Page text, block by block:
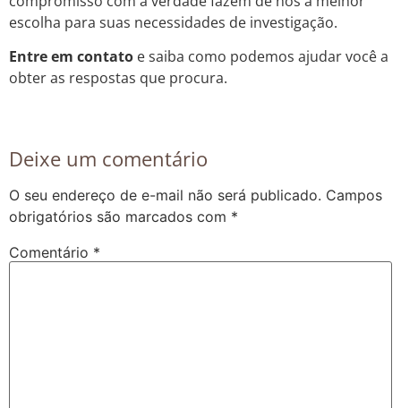
escolha para suas necessidades de investigação.
Entre em contato e saiba como podemos ajudar você a
obter as respostas que procura.
Deixe um comentário
O seu endereço de e-mail não será publicado. Campos
obrigatórios são marcados com *
Comentário *